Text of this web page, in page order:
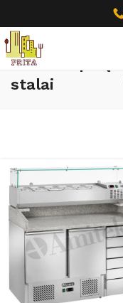
Šaldomi picų
stalai